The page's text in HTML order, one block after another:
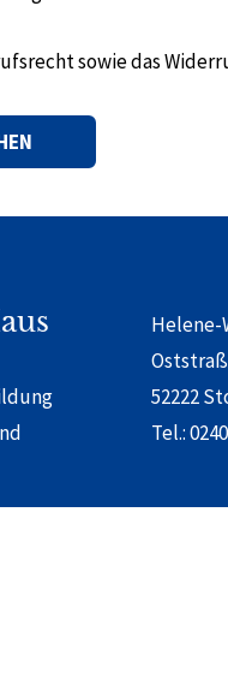
sowie das
Helene-
52222
Tel.: